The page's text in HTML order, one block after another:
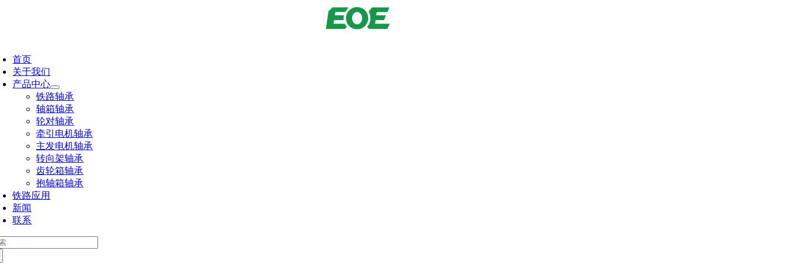
首页
关于我们
产品中心
铁路轴承
轴箱轴承
轮对轴承
牵引电机轴承
主发电机轴承
转向架轴承
齿轮箱轴承
抱轴箱轴承
铁路应用
新闻
联系